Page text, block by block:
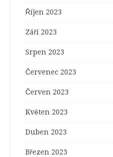
Říjen 2023
Září 2023
Srpen 2023
Červenec 2023
Červen 2023
Květen 2023
Duben 2023
Březen 2023